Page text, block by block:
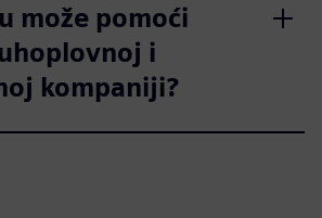
može pomoći
i
kompaniji?